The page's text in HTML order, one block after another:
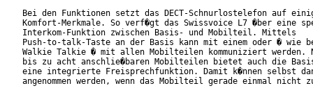
Bei den Funktionen setzt das DECT-Schnurlostelefon auf
Komfort-Merkmale. So verf�gt das Swissvoice L7 �ber eine
Interkom-Funktion zwischen Basis- und Mobilteil. Mittels
Push-to-talk-Taste an der Basis kann mit einem oder � wie
Walkie Talkie � mit allen Mobilteilen kommuniziert werden.
bis zu acht anschlie�baren Mobilteilen bietet auch die
eine integrierte Freisprechfunktion. Damit k�nnen selbst
angenommen werden, wenn das Mobilteil gerade einmal nicht